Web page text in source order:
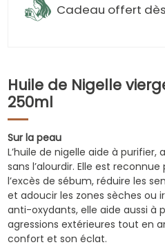
Cadeau offert
Huile de Nigelle
250ml
Sur la peau
L’huile de nigelle aide à purifier,
sans l’alourdir. Elle est
l’excès de sébum, réduire les
et adoucir les zones sèches ou
anti-oxydants, elle aide aussi à
agressions extérieures tout en
confort et son éclat.